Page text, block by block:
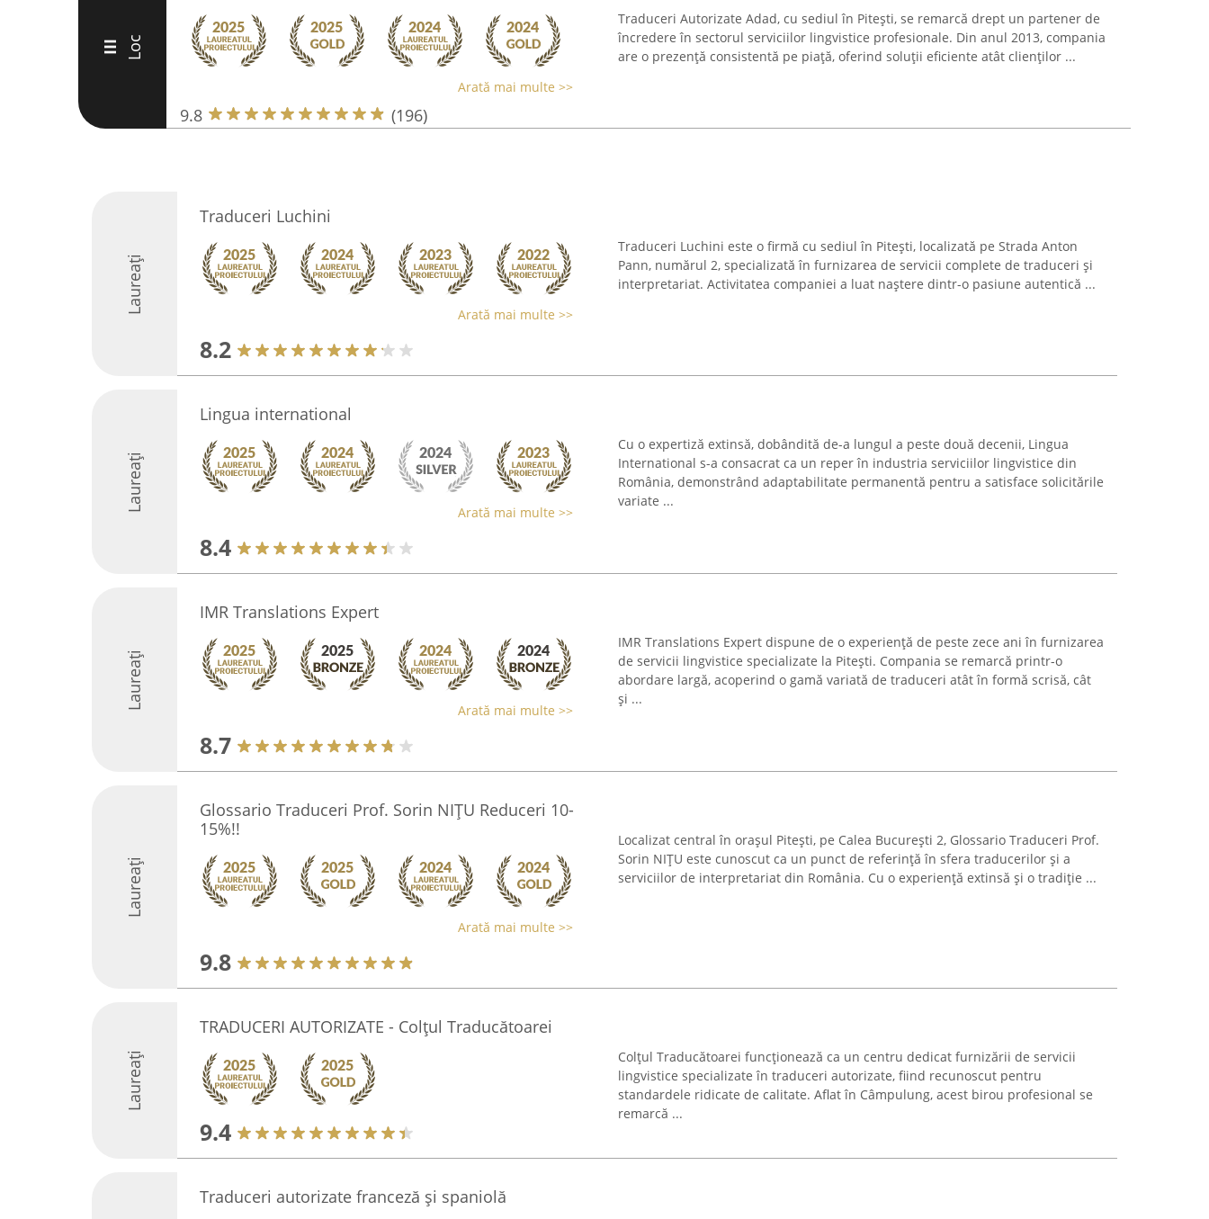
III Loc
Arată mai multe >>
9.8 (196)
Traduceri Autorizate Adad, cu sediul în Pitești, se remarcă drept un partener de
încredere în sectorul serviciilor lingvistice profesionale. Din anul 2013, compania
are o prezență consistentă pe piață, oferind soluții eficiente atât clienților ...
Laureați
Traduceri Luchini
Arată mai multe >>
8.2
Traduceri Luchini este o firmă cu sediul în Pitești, localizată pe Strada Anton
Pann, numărul 2, specializată în furnizarea de servicii complete de traduceri și
interpretariat. Activitatea companiei a luat naștere dintr-o pasiune autentică ...
Laureați
Lingua international
Arată mai multe >>
8.4
Cu o expertiză extinsă, dobândită de-a lungul a peste două decenii, Lingua
International s-a consacrat ca un reper în industria serviciilor lingvistice din
România, demonstrând adaptabilitate permanentă pentru a satisface solicitările
variate ...
Laureați
IMR Translations Expert
Arată mai multe >>
8.7
IMR Translations Expert dispune de o experiență de peste zece ani în furnizarea
de servicii lingvistice specializate la Pitești. Compania se remarcă printr-o
abordare largă, acoperind o gamă variată de traduceri atât în formă scrisă, cât
și ...
Laureați
Glossario Traduceri Prof. Sorin NIȚU Reduceri 10-
15%!!
Arată mai multe >>
9.8
Localizat central în orașul Pitești, pe Calea București 2, Glossario Traduceri Prof.
Sorin NIȚU este cunoscut ca un punct de referință în sfera traducerilor și a
serviciilor de interpretariat din România. Cu o experiență extinsă și o tradiție ...
Laureați
TRADUCERI AUTORIZATE - Colțul Traducătoarei
9.4
Colțul Traducătoarei funcționează ca un centru dedicat furnizării de servicii
lingvistice specializate în traduceri autorizate, fiind recunoscut pentru
standardele ridicate de calitate. Aflat în Câmpulung, acest birou profesional se
remarcă ...
Traduceri autorizate franceză și spaniolă